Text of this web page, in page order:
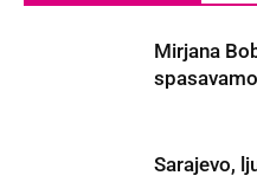
Mirjana
Sarajevo,